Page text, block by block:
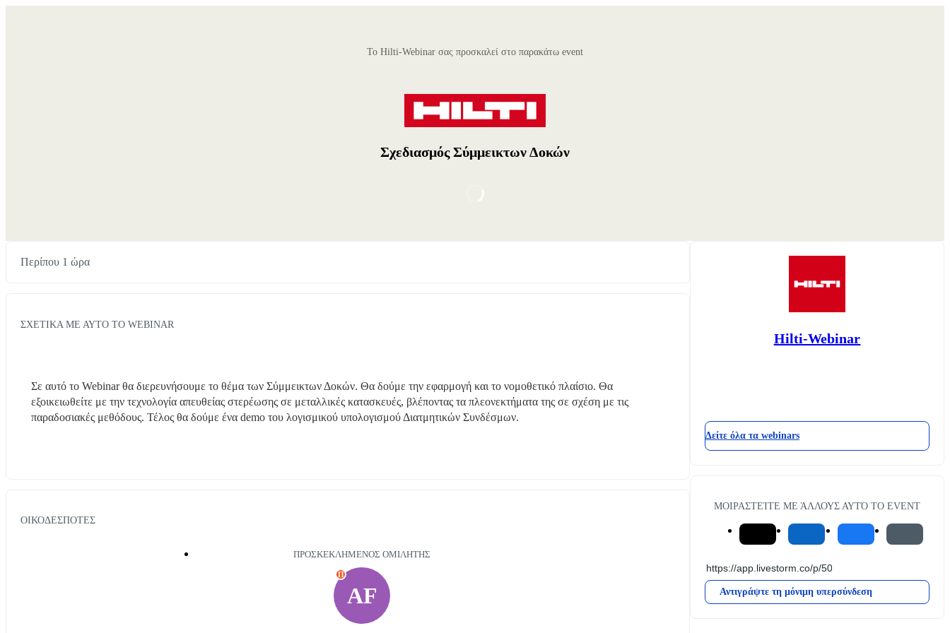
Το Hilti-Webinar σας προσκαλεί στο παρακάτω event
Σχεδιασμός Σύμμεικτων Δοκών
Περίπου 1 ώρα
ΣΧΕΤΙΚΑ ΜΕ ΑΥΤΟ ΤΟ WEBINAR
Σε αυτό το Webinar θα διερευνήσουμε το θέμα των Σύμμεικτων Δοκών. Θα δούμε την εφαρμογή και το νομοθετικό πλαίσιο. Θα
εξοικειωθείτε με την τεχνολογία απευθείας στερέωσης σε μεταλλικές κατασκευές, βλέποντας τα πλεονεκτήματα της σε σχέση με τις
παραδοσιακές μεθόδους. Τέλος θα δούμε ένα demo του λογισμικού υπολογισμού Διατμητικών Συνδέσμων.
ΟΙΚΟΔΕΣΠΟΤΕΣ
ΠΡΟΣΚΕΚΛΗΜΕΝΟΣ ΟΜΙΛΗΤΗΣ
AF
Π
Hilti-Webinar
Δείτε όλα τα webinars
ΜΟΙΡΑΣΤΕΊΤΕ ΜΕ ΆΛΛΟΥΣ ΑΥΤΌ ΤΟ EVENT
Αντιγράψτε τη μόνιμη υπερσύνδεση